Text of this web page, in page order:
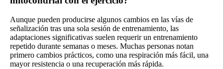
Aunque pueden producirse algunos cambios en las vías de
señalización tras una sola sesión de entrenamiento, las
adaptaciones significativas suelen requerir un entrenamiento
repetido durante semanas o meses. Muchas personas notan
primero cambios prácticos, como una respiración más fácil, una
mayor resistencia o una recuperación más rápida.